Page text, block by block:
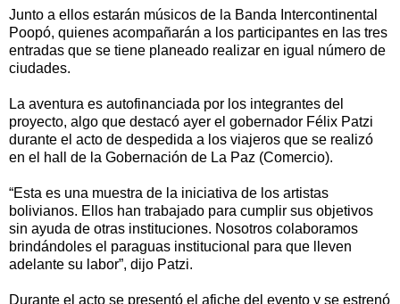
Junto a ellos estarán músicos de la Banda Intercontinental
Poopó, quienes acompañarán a los participantes en las tres
entradas que se tiene planeado realizar en igual número de
ciudades.
La aventura es autofinanciada por los integrantes del
proyecto, algo que destacó ayer el gobernador Félix Patzi
durante el acto de despedida a los viajeros que se realizó
en el hall de la Gobernación de La Paz (Comercio).
“Esta es una muestra de la iniciativa de los artistas
bolivianos. Ellos han trabajado para cumplir sus objetivos
sin ayuda de otras instituciones. Nosotros colaboramos
brindándoles el paraguas institucional para que lleven
adelante su labor”, dijo Patzi.
Durante el acto se presentó el afiche del evento y se estrenó